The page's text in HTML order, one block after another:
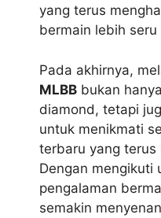
yang terus
bermain lebih
Pada akhirnya,
MLBB bukan
diamond, tetapi
untuk menikmati
terbaru yang terus
Dengan mengikuti
pengalaman
semakin